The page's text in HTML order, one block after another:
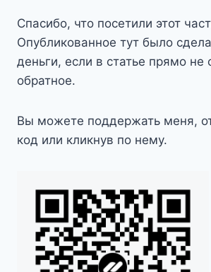
Спасибо, что посетили этот
Опубликованное тут было
деньги, если в статье прямо не
обратное.
Вы можете поддержать меня,
код или кликнув по нему.